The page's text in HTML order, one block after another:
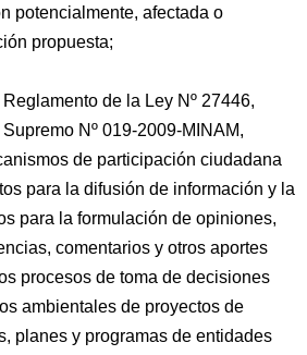
potencialmente, afectada o
propuesta;
de la Ley Nº 27446,
Nº 019-2009-MINAM,
de participación ciudadana
para la difusión de información y la
para la formulación de opiniones,
comentarios y otros aportes
procesos de toma de decisiones
ambientales de proyectos de
planes y programas de entidades